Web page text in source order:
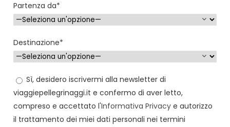
Partenza da*
Destinazione*
Sì, desidero iscrivermi alla newsletter di
viaggiepellegrinaggi.it e confermo di aver letto,
compreso e accettato l'Informativa Privacy e autorizzo
il trattamento dei miei dati personali nei termini